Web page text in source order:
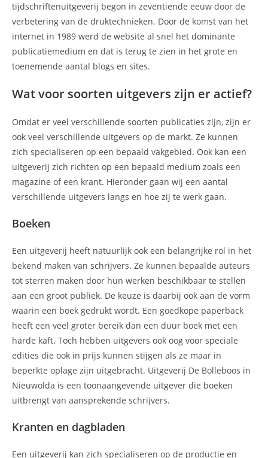
tijdschriftenuitgeverij begon in zeventiende eeuw door de
verbetering van de druktechnieken. Door de komst van het
internet in 1989 werd de website al snel het dominante
publicatiemedium en dat is terug te zien in het grote en
toenemende aantal blogs en sites.
Wat voor soorten uitgevers zijn er actief?
Omdat er veel verschillende soorten publicaties zijn, zijn er
ook veel verschillende uitgevers op de markt. Ze kunnen
zich specialiseren op een bepaald vakgebied. Ook kan een
uitgeverij zich richten op een bepaald medium zoals een
magazine of een krant. Hieronder gaan wij een aantal
verschillende uitgevers langs en hoe zij te werk gaan.
Boeken
Een uitgeverij heeft natuurlijk ook een belangrijke rol in het
bekend maken van schrijvers. Ze kunnen bepaalde auteurs
tot sterren maken door hun werken beschikbaar te stellen
aan een groot publiek. De keuze is daarbij ook aan de vorm
waarin een boek gedrukt wordt. Een goedkope paperback
heeft een veel groter bereik dan een duur boek met een
harde kaft. Toch hebben uitgevers ook oog voor speciale
edities die ook in prijs kunnen stijgen als ze maar in
beperkte oplage zijn uitgebracht. Uitgeverij De Bolleboos in
Nieuwolda is een toonaangevende uitgever die boeken
uitbrengt van aansprekende schrijvers.
Kranten en dagbladen
Een uitgeverij kan zich specialiseren op de productie en